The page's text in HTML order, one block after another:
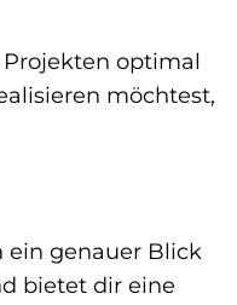
Projekten optimal
möchtest,
ein genauer Blick
bietet dir eine